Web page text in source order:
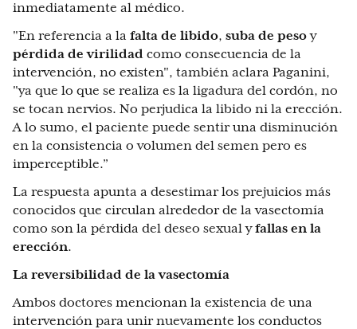
inmediatamente al médico.
"En referencia a la falta de libido, suba de pesoy
pérdida de virilidad como consecuencia de la
intervención, no existen", también aclara Paganini,
"ya que lo que se realiza es la ligadura del cordón, no
se tocan nervios. No perjudica la libido ni la erección.
A lo sumo, el paciente puede sentir una disminución
en la consistencia o volumen del semen pero es
imperceptible.”
La respuesta apunta a desestimar los prejuicios más
conocidos que circulan alrededor de la vasectomía
como son la pérdida del deseo sexual yfallas en la
erección.
La reversibilidad de la vasectomía
Ambos doctores mencionan la existencia de una
intervención para unir nuevamente los conductos